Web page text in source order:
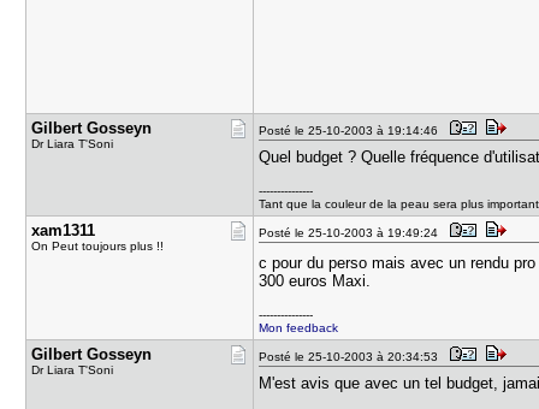
Gilbert Go​sseyn
Dr Liara T'Soni
Posté le 25-10-2003 à 19:14:46
Quel budget ? Quelle fréquence
---------------
Tant que la couleur de la peau sera plus
xam1311
On Peut toujours plus !!
Posté le 25-10-2003 à 19:49:24
c pour du perso mais avec un rendu
300 euros Maxi.
---------------
Mon feedback
Gilbert Go​sseyn
Dr Liara T'Soni
Posté le 25-10-2003 à 20:34:53
M'est avis que avec un tel budget,